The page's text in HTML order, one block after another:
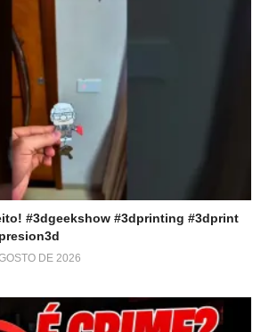
#3dgeekshow #3dprinting #3dprint
DE 2026